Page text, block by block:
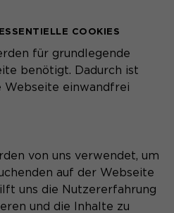
COOKIES
für grundlegende
benötigt. Dadurch ist
Webseite einwandfrei
von uns verwendet, um
auf der Webseite
uns die Nutzererfahrung
und die Inhalte zu